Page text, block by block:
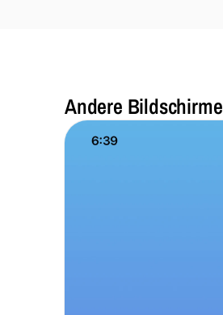
Andere Bildschirme